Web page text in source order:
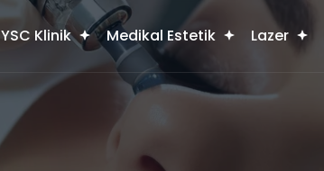
YSC Klinik Medikal Estetik Lazer